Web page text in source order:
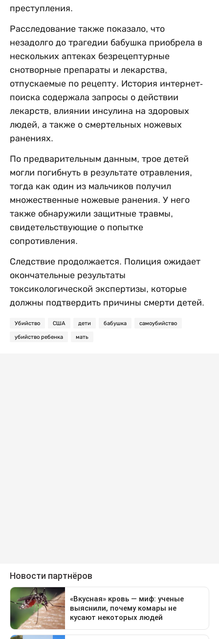
преступления.
Расследование также показало, что
незадолго до трагедии бабушка приобрела в
нескольких аптеках безрецептурные
снотворные препараты и лекарства,
отпускаемые по рецепту. История интернет-
поиска содержала запросы о действии
лекарств, влиянии инсулина на здоровых
людей, а также о смертельных ножевых
ранениях.
По предварительным данным, трое детей
могли погибнуть в результате отравления,
тогда как один из мальчиков получил
множественные ножевые ранения. У него
также обнаружили защитные травмы,
свидетельствующие о попытке
сопротивления.
Следствие продолжается. Полиция ожидает
окончательные результаты
токсикологической экспертизы, которые
должны подтвердить причины смерти детей.
Убийство США дети бабушка самоубийство
убийство ребенка мать